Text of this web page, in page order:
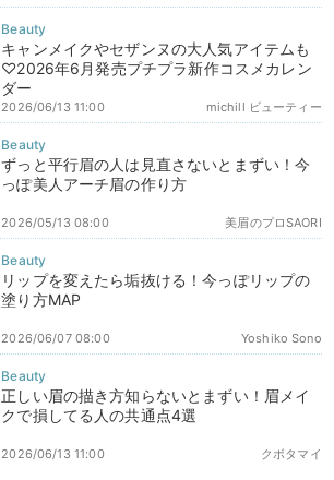
キャンメイクやセザンヌの大人気アイテムも
♡2026年6月発売プチプラ新作コスメカレン
ダー
michill ビューティー
2026/06/13 11:00
ずっと平行眉の人は見直さないとまずい！今
っぽ美人アーチ眉の作り方
美眉のプロSAORI
2026/05/13 08:00
リップを変えたら垢抜ける！今っぽリップの
塗り方MAP
Yoshiko Sono
2026/06/07 08:00
正しい眉の描き方知らないとまずい！眉メイ
クで損してる人の共通点4選
クボタマイ
2026/06/13 11:00